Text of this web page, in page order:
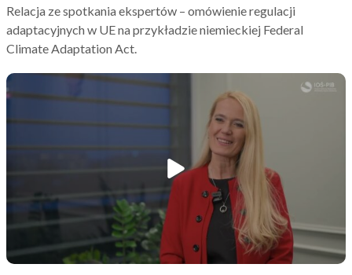
Relacja ze spotkania ekspertów – omówienie regulacji
adaptacyjnych w UE na przykładzie niemieckiej Federal
Climate Adaptation Act.